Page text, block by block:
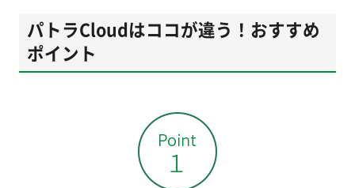
パトラCloudはココが違う！おすすめ
ポイント